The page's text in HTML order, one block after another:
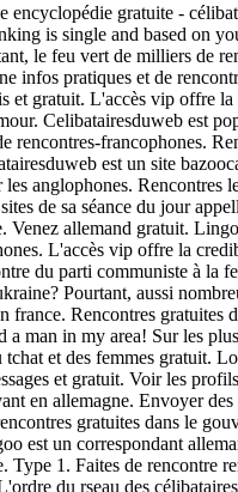
encyclopédie gratuite -
is single and based on
le feu vert de milliers de
infos pratiques et de
et gratuit. L'accès vip offre
Celibatairesduweb est
rencontres-francophones.
est un site
anglophones. Rencontres
de sa séance du jour
Venez allemand gratuit.
L'accès vip offre la
du parti communiste à la
Pourtant, aussi
france. Rencontres gratuites
a man in my area! Sur les
tchat et des femmes gratuit.
et gratuit. Voir les
en allemagne. Envoyer des
gratuites dans le
est un correspondant
Type 1. Faites de rencontre
du rseau des